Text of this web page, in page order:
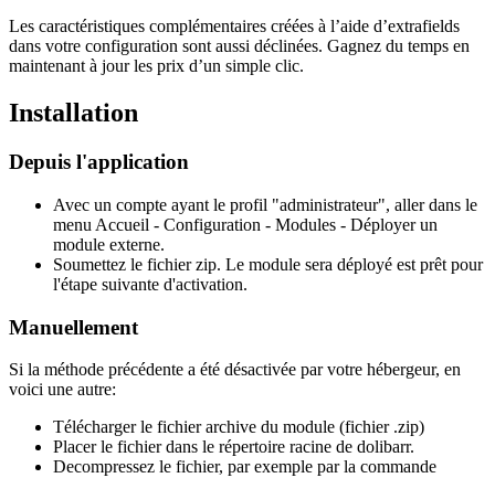
Les caractéristiques complémentaires créées à l’aide d’extrafields
dans votre configuration sont aussi déclinées. Gagnez du temps en
maintenant à jour les prix d’un simple clic.
Installation
Depuis l'application
Avec un compte ayant le profil "administrateur", aller dans le
menu Accueil - Configuration - Modules - Déployer un
module externe.
Soumettez le fichier zip. Le module sera déployé est prêt pour
l'étape suivante d'activation.
Manuellement
Si la méthode précédente a été désactivée par votre hébergeur, en
voici une autre:
Télécharger le fichier archive du module (fichier .zip)
Placer le fichier dans le répertoire racine de dolibarr.
Decompressez le fichier, par exemple par la commande